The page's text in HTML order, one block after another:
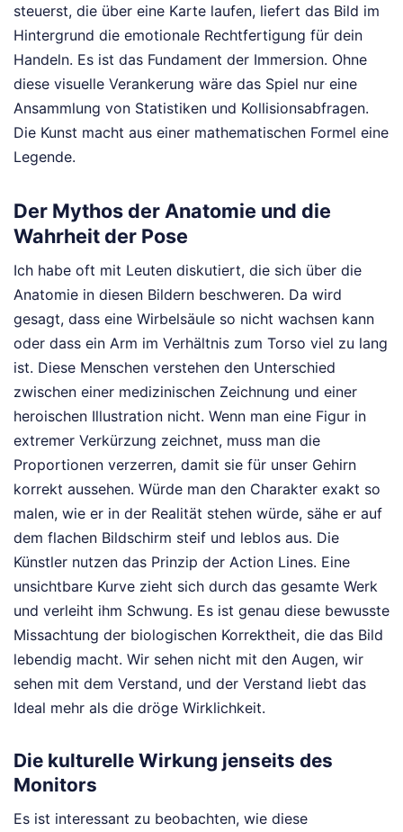
steuerst, die über eine Karte laufen, liefert das Bild im
Hintergrund die emotionale Rechtfertigung für dein
Handeln. Es ist das Fundament der Immersion. Ohne
diese visuelle Verankerung wäre das Spiel nur eine
Ansammlung von Statistiken und Kollisionsabfragen.
Die Kunst macht aus einer mathematischen Formel eine
Legende.
Der Mythos der Anatomie und die
Wahrheit der Pose
Ich habe oft mit Leuten diskutiert, die sich über die
Anatomie in diesen Bildern beschweren. Da wird
gesagt, dass eine Wirbelsäule so nicht wachsen kann
oder dass ein Arm im Verhältnis zum Torso viel zu lang
ist. Diese Menschen verstehen den Unterschied
zwischen einer medizinischen Zeichnung und einer
heroischen Illustration nicht. Wenn man eine Figur in
extremer Verkürzung zeichnet, muss man die
Proportionen verzerren, damit sie für unser Gehirn
korrekt aussehen. Würde man den Charakter exakt so
malen, wie er in der Realität stehen würde, sähe er auf
dem flachen Bildschirm steif und leblos aus. Die
Künstler nutzen das Prinzip der Action Lines. Eine
unsichtbare Kurve zieht sich durch das gesamte Werk
und verleiht ihm Schwung. Es ist genau diese bewusste
Missachtung der biologischen Korrektheit, die das Bild
lebendig macht. Wir sehen nicht mit den Augen, wir
sehen mit dem Verstand, und der Verstand liebt das
Ideal mehr als die dröge Wirklichkeit.
Die kulturelle Wirkung jenseits des
Monitors
Es ist interessant zu beobachten, wie diese